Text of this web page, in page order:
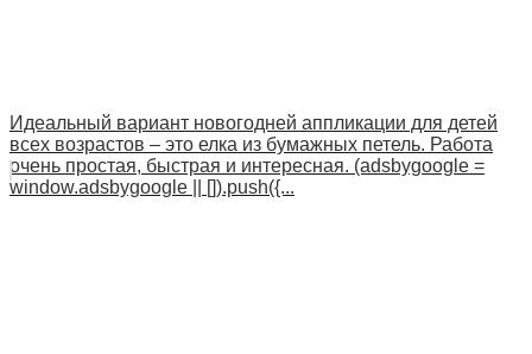
Идеальный вариант новогодней аппликации для детей
всех возрастов – это елка из бумажных петель. Работа
очень простая, быстрая и интересная. (adsbygoogle =
window.adsbygoogle || []).push({...